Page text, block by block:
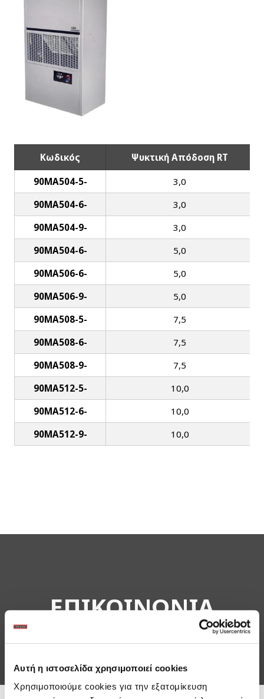
Αυτή η ιστοσελίδα χρησιμοποιεί cookies
Χρησιμοποιούμε cookies για την εξατομίκευση
Κωδικός Ψυκτική Απόδοση RT
90MA504-5-
3,0
90MA504-6-
3,0
90MA504-9-
3,0
90MA504-6-
5,0
90MA506-6-
5,0
90MA506-9-
5,0
90MA508-5-
7,5
90MA508-6-
7,5
90MA508-9-
7,5
90MA512-5-
10,0
90MA512-6-
10,0
90MA512-9-
10,0
ΕΠΙΚΟΙΝΩΝΙΑ